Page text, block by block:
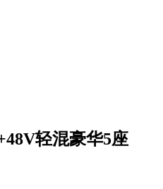
轻混豪华5座